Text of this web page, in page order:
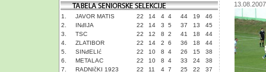
1. JAVOR MATIS 22 14 4 4 44 19
46
2.
INđIJA 22 14 3 5 37 13
45
3.
TSC 22 12 8 2 41 18
44
4.
ZLATIBOR 22 14 2 6 36 18
44
5.
SINđELIć 22 10 8 4 26 15
38
6.
METALAC 22 10 8 4 33 24
38
7.
RADNIčKI 1923 22 11 4 7 25 22
37
13.08.2007